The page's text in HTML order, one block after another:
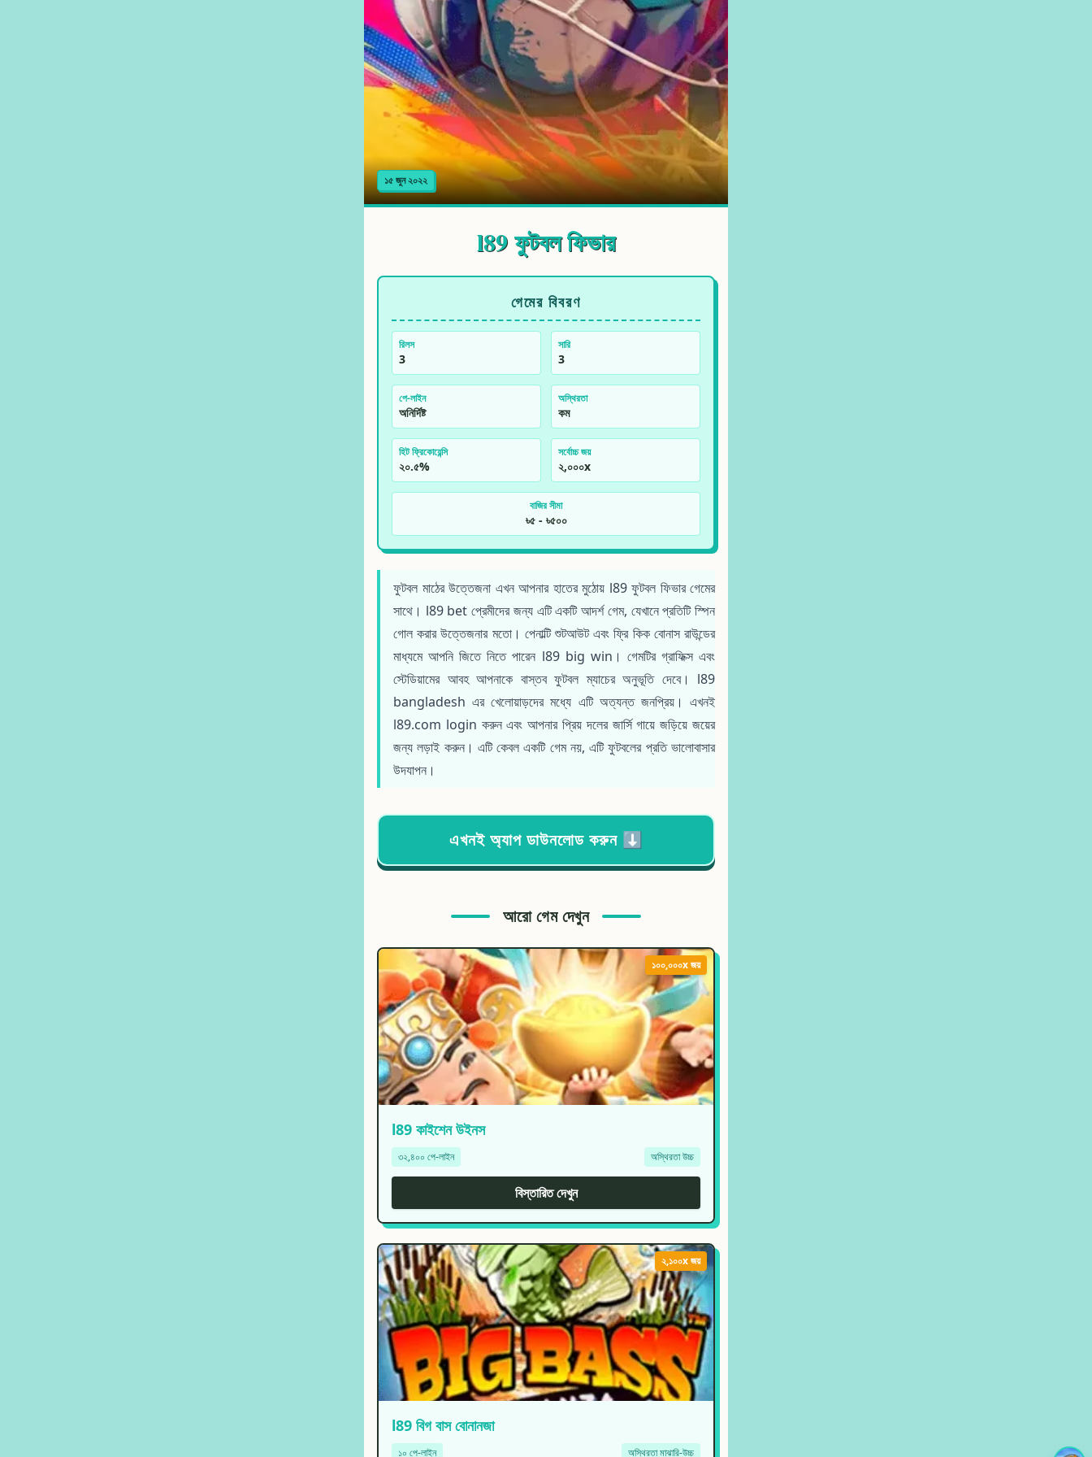
১৫ জুন ২০২২
l89 ফুটবল ফিভার
গেমের বিবরণ
রিলস
3
সারি
3
পে-লাইন
অনির্দিষ্ট
অস্থিরতা
কম
হিট ফ্রিকোয়েন্সি
২০.৫%
সর্বোচ্চ জয়
২,০০০x
বাজির সীমা
৳৫ - ৳৫০০
ফুটবল মাঠের উত্তেজনা এখন আপনার হাতের মুঠোয় l89 ফুটবল ফিভার গেমের
সাথে। l89 bet প্রেমীদের জন্য এটি একটি আদর্শ গেম, যেখানে প্রতিটি স্পিন
গোল করার উত্তেজনার মতো। পেনাল্টি শুটআউট এবং ফ্রি কিক বোনাস রাউন্ডের
মাধ্যমে আপনি জিতে নিতে পারেন l89 big win। গেমটির গ্রাফিক্স এবং
স্টেডিয়ামের আবহ আপনাকে বাস্তব ফুটবল ম্যাচের অনুভূতি দেবে। l89
bangladesh এর খেলোয়াড়দের মধ্যে এটি অত্যন্ত জনপ্রিয়। এখনই
l89.com login করুন এবং আপনার প্রিয় দলের জার্সি গায়ে জড়িয়ে জয়ের
জন্য লড়াই করুন। এটি কেবল একটি গেম নয়, এটি ফুটবলের প্রতি ভালোবাসার
উদযাপন।
এখনই অ্যাপ ডাউনলোড করুন ⬇️
আরো গেম দেখুন
১০০,০০০x জয়
l89 কাইশেন উইনস
৩২,৪০০ পে-লাইন অস্থিরতা উচ্চ
বিস্তারিত দেখুন
২,১০০x জয়
l89 বিগ বাস বোনানজা
১০ পে-লাইন অস্থিরতা মাঝারি-উচ্চ